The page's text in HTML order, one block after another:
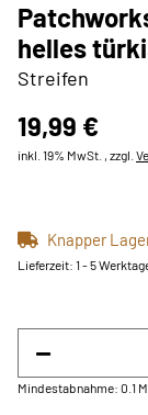
helles
Streifen
19,99 €
inkl. 19% MwSt. , zzgl.
Knapper
Lieferzeit: 1 - 5
Mindestabnahme: 0.1